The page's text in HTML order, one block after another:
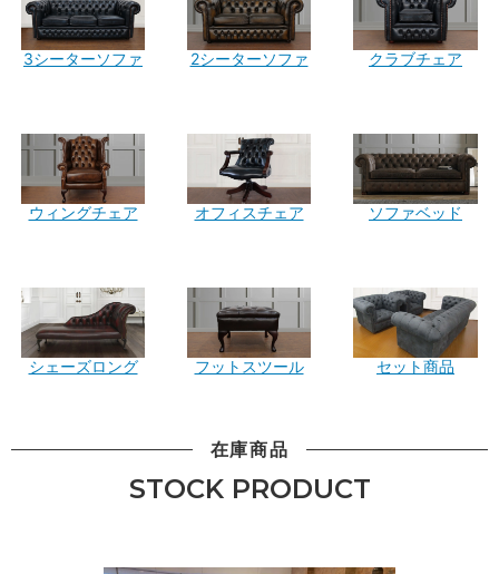
3シーターソファ 2シーターソファ クラブチェア
ウィングチェア オフィスチェア ソファベッド
シェーズロング フットスツール セット商品
在庫商品
STOCK PRODUCT